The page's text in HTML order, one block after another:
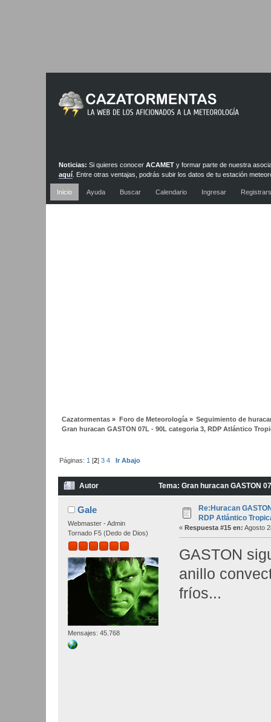
Noticias: Si quieres conocerACAMET y formar parte de nuestra
aquí . Entre otras ventajas, podrás subir los datos de tu estación
nuestra red de estaciones y webcams
Inicio
Ayuda Buscar Calendario Ingresar
Cazatormentas » Foro de Meteorología» Seguimiento de
Gran huracan GASTON 07L - 90L categoria 3, RDP Atlántico
Páginas: 1 [2]3 4 Ir Abajo
Autor Tema: Gran huracan GASTON
veces)Gale
Webmaster - Admin
Tornado F5 (Dedo de Dios)
Mensajes: 45.768
Re:Huracan
RDP Atlántico
« Respuesta #15 en: Agosto
GASTON
anillo
fríos...